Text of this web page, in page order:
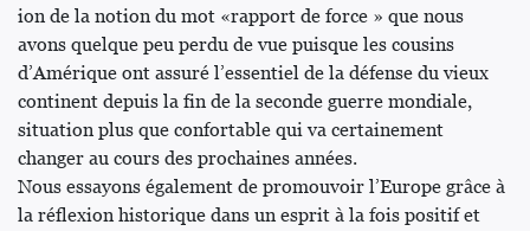
ion de la notion du mot «rapport de force » que nous
avons quelque peu perdu de vue puisque les cousins
d’Amérique ont assuré l’essentiel de la défense du vieux
continent depuis la fin de la seconde guerre mondiale,
situation plus que confortable qui va certainement
changer au cours des prochaines années.
Nous essayons également de promouvoir l’Europe grâce à
la réflexion historique dans un esprit à la fois positif et